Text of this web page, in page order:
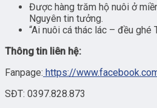
Được hàng trăm hộ nuôi ở
Nguyên tin tưởng.
“Ai nuôi cá thác lác – đều ghé
Thông tin liên hệ:
Fanpage: https://
SĐT: 0397.828.873